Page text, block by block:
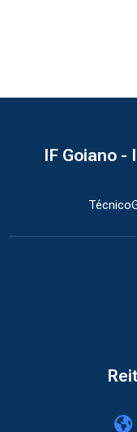
IF Goiano -
Técnico